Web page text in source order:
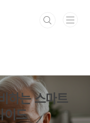
하는 스마트
이드